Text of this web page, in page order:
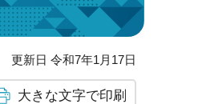
更新日 令和7年1月17日
大きな文字で印刷